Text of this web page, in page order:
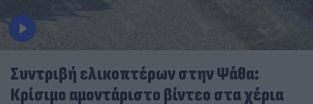
Συντριβή ελικοπτέρων στην Ψάθα:
Κρίσιμο αμοντάριστο βίντεο στα χέρια